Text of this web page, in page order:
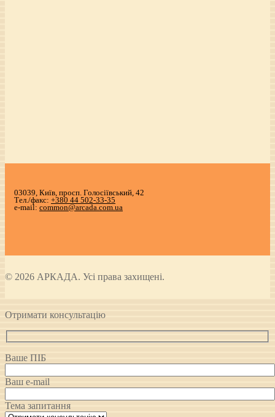
03039, Київ, просп. Голосіївський, 42
Тел./факс: +380 44 502-33-35
e-mail: common@arcada.com.ua
© 2026 АРКАДА. Усі права захищені.
Отримати консультацію
Ваше ПІБ
Ваш e-mail
Тема запитання